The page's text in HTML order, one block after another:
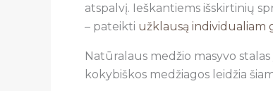
atspalvį. Ieškantiems išskirtinių
– pateikti užklausą individualiam
Natūralaus medžio masyvo
kokybiškos medžiagos leidžia